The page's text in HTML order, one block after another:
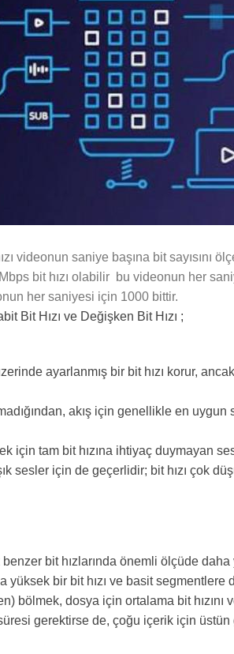
videonun saniye başına bit sayısını
bit hızı olabilir bu videonun her
her saniyesi için 1000 bittir.
Bit Hızı ve Değişken Bit Hızı ;
ayarlanmış bir bit hızı korur,
akış için genellikle en
için tam bit hızına ihtiyaç duymayan
sesler için de geçerlidir; bit hızı çok
bit hızlarında önemli ölçüde
yüksek bir bit hızı ve basit segmentlere
bölmek, dosya için ortalama bit
gerektirse de, çoğu içerik için